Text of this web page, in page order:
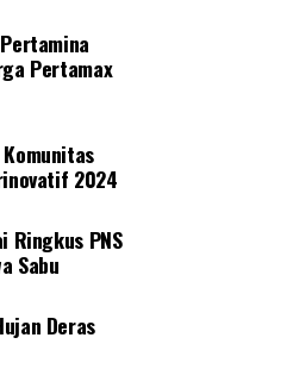
Pertamax
2024
Ringkus PNS
Sabu
Deras